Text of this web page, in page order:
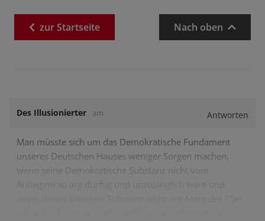
zurStartseite Nach oben
Des Illusionierter am Antworten
Man müsste sich um das Demokratische Fundament
unseres Deutschen Hauses weniger Sorgen machen,
wenn seine Demokratische Substanz nicht vom